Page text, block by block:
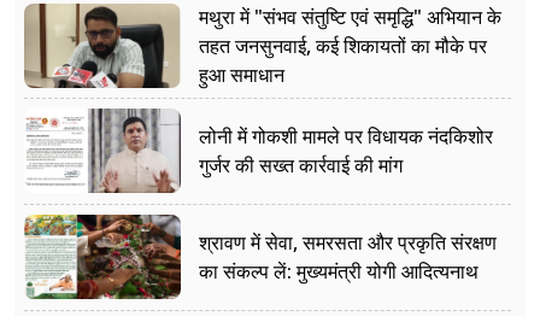
मथुरा में "संभव संतुष्टि एवं समृद्धि" अभियान के
तहत जनसुनवाई, कई शिकायतों का मौके पर
हुआ समाधान
लोनी में गोकशी मामले पर विधायक नंदकिशोर
गुर्जर की सख्त कार्रवाई की मांग
श्रावण में सेवा, समरसता और प्रकृति संरक्षण
का संकल्प लें: मुख्यमंत्री योगी आदित्यनाथ